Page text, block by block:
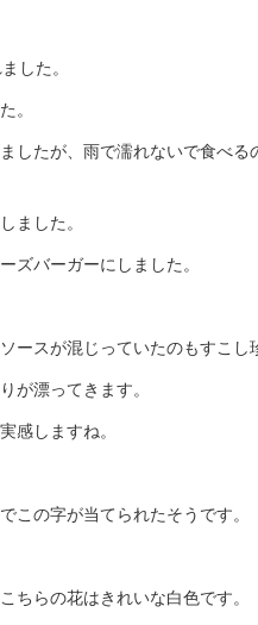
した。
。
したが、雨で濡れないで食べ
ました。
ズバーガーにしました。
スが混じっていたのもすこし
が漂ってきます。
感しますね。
この字が当てられたそうです。
ちらの花はきれいな白色です。